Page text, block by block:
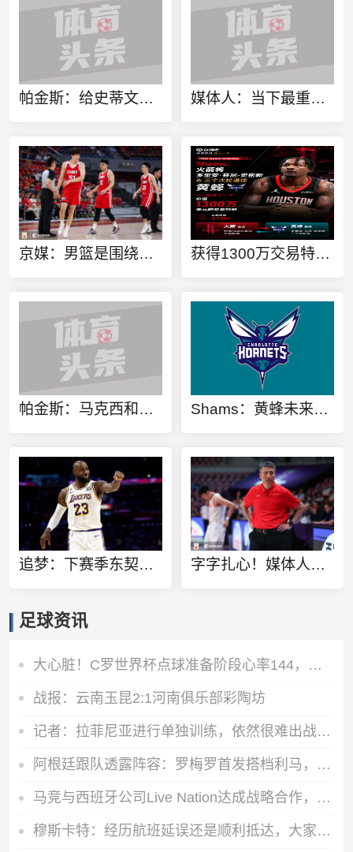
帕金斯：给史蒂文斯评分F 他用巅峰球星换了几部iPhone和几张湿巾 媒体人：当下最重要是找对方向 做实事 做对中国篮球发展好的事
京媒：男篮是围绕内线啃阵地 还是机动灵活保持速度之间骑虎难下 获得1300万交易特例！Shams：火箭搭上3个次轮将电风扇送往黄蜂！
帕金斯：马克西和杰伦都能砍下30分 恩比德保持健康拿两双就够用 Shams：黄蜂未来7年有20个次轮签 可供交易选秀权联盟第二多
追梦：下赛季东契奇压力会飙升 之前其表现不好矛头也会指向老詹 字字扎心！媒体人：男篮一直自我麻痹 再输恐连世界杯都进不了
足球资讯
大心脏！C罗世界杯点球准备阶段心率144，进球瞬间心率飙升至157
战报：云南玉昆2:1河南俱乐部彩陶坊
记者：拉菲尼亚进行单独训练，依然很难出战对阵挪威的比赛
阿根廷跟队透露阵容：罗梅罗首发搭档利马，劳塔罗比小蜘蛛更优先
马竞与西班牙公司Live Nation达成战略合作，将开发球场娱乐业务
穆斯卡特：经历航班延误还是顺利抵达，大家好好睡觉准备明天比赛